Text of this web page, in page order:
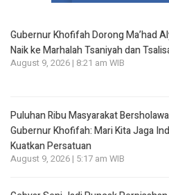
Gubernur Khofifah Dorong Ma’had
Naik ke Marhalah Tsaniyah dan
August 9, 2026 | 8:21 am WIB
Puluhan Ribu Masyarakat
Gubernur Khofifah: Mari Kita Jaga
Kuatkan Persatuan
August 9, 2026 | 5:17 am WIB